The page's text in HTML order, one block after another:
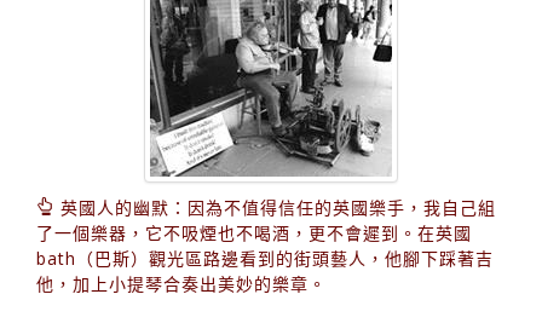
英國人的幽默：因為不值得信任的英國樂手，我自己組
了一個樂器，它不吸煙也不喝酒，更不會遲到。在英國
bath（巴斯）觀光區路邊看到的街頭藝人，他腳下踩著吉
他，加上小提琴合奏出美妙的樂章。